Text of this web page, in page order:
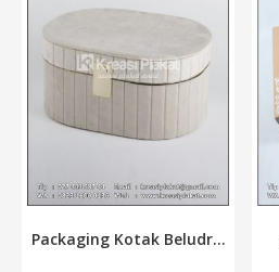
Packaging Kotak Beludr...